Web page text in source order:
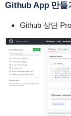
Github App 만들
Github 상단